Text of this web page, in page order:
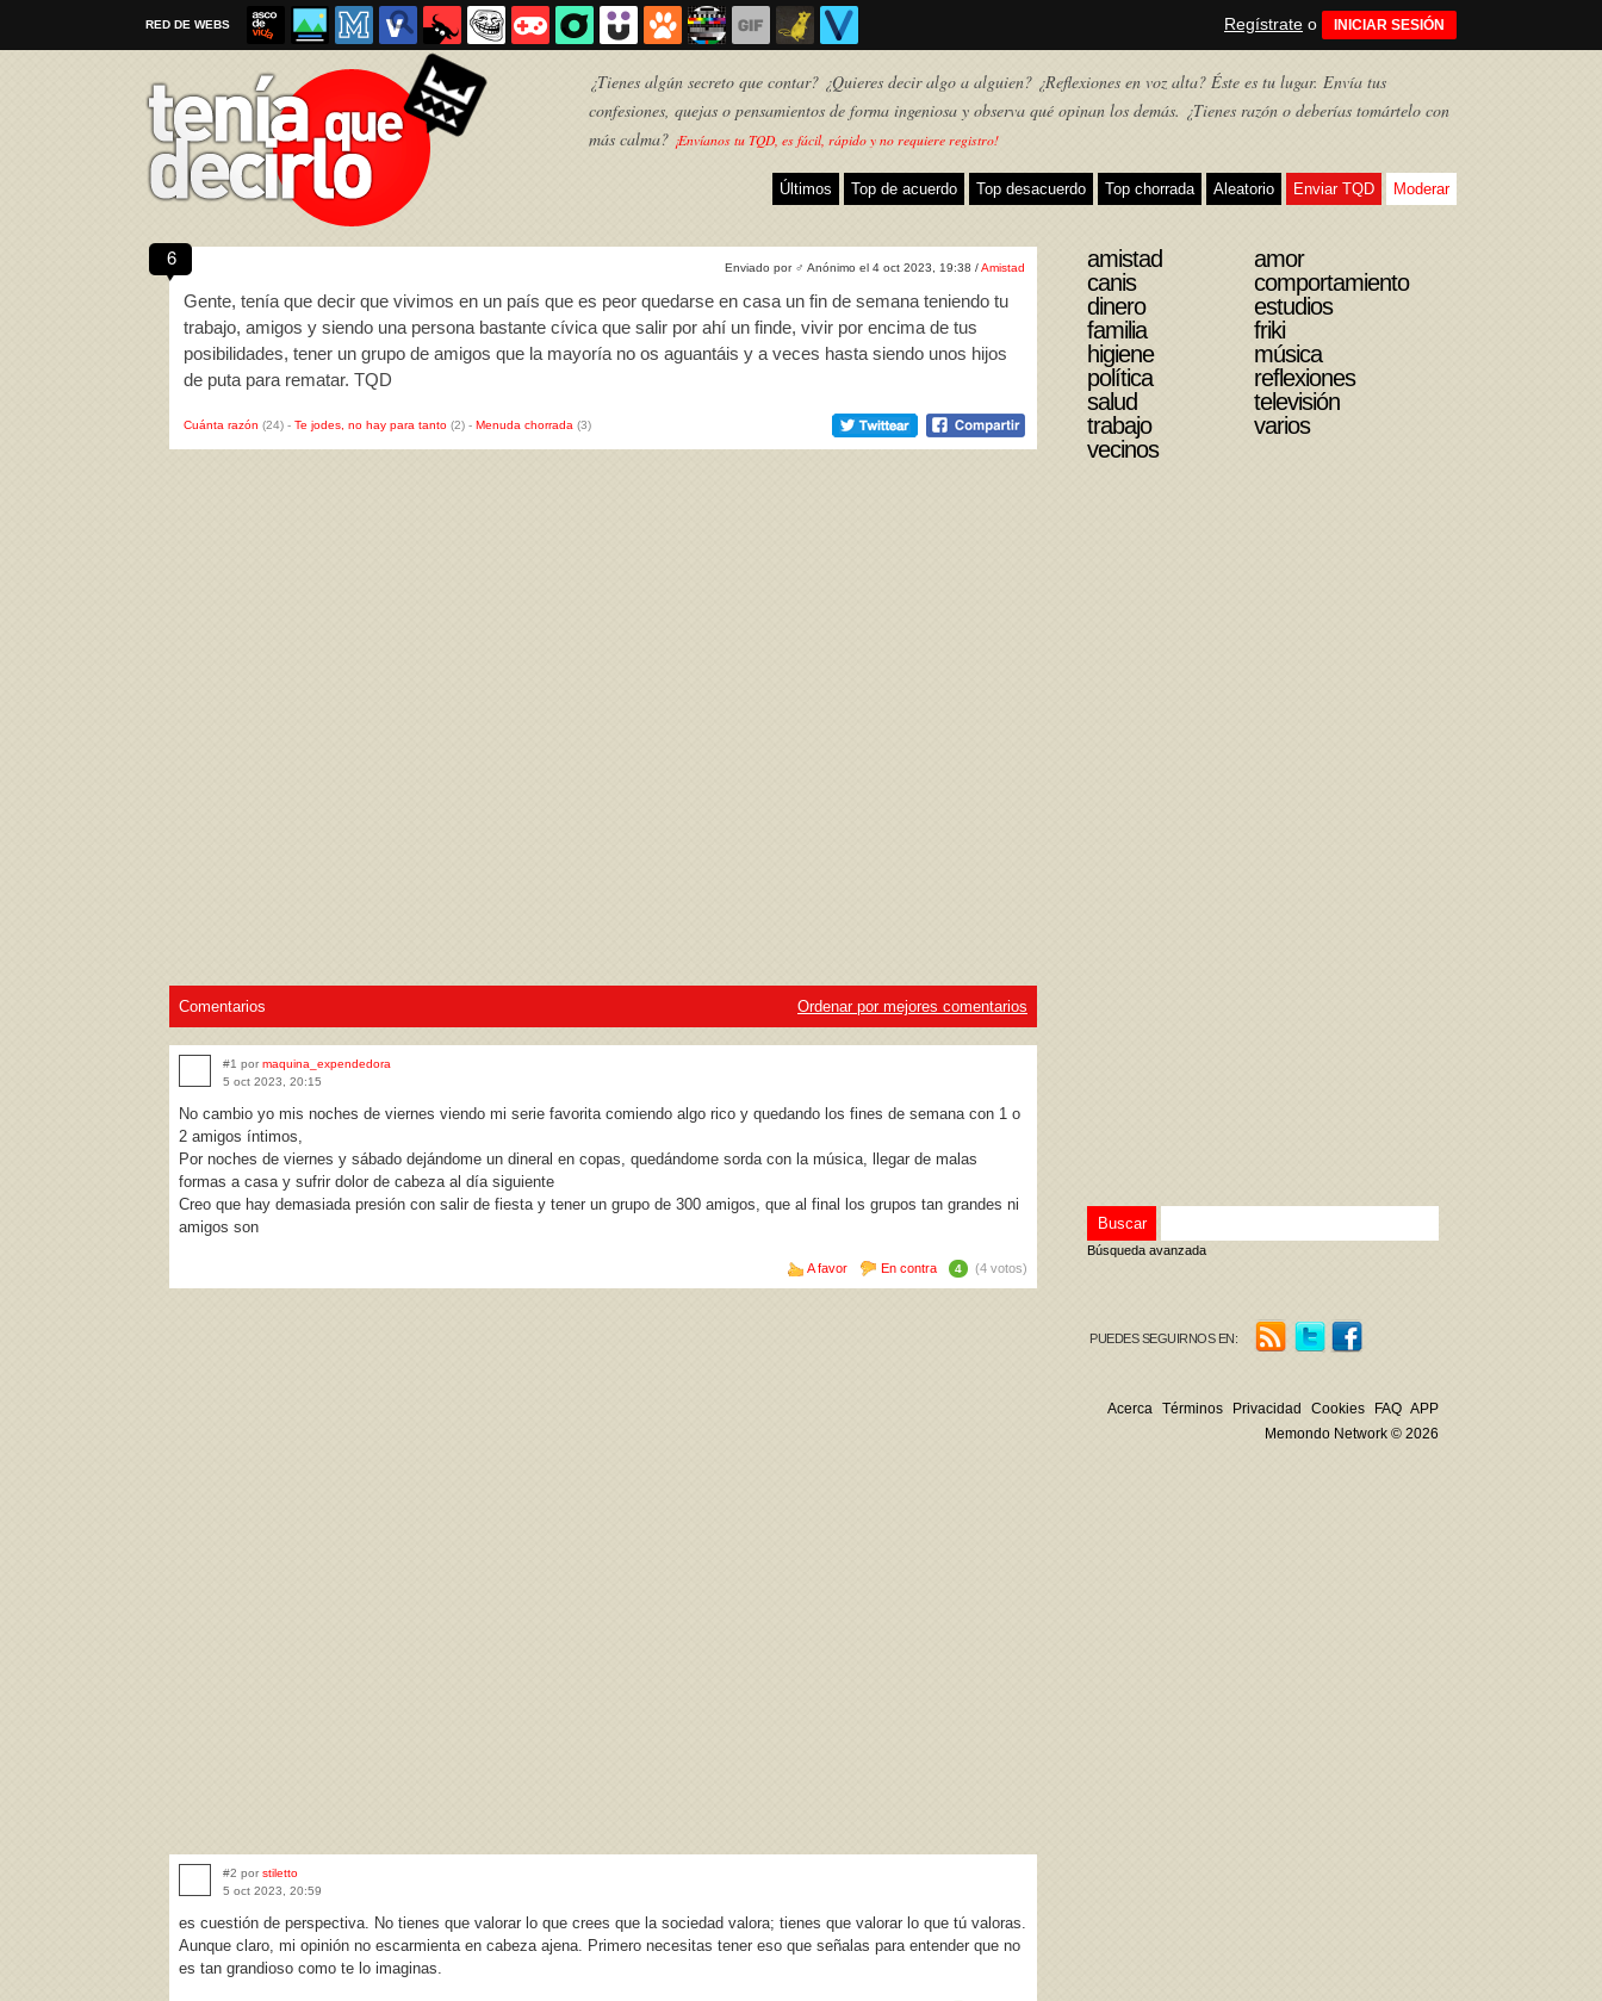
RED DE WEBS Regístrate o INICIAR SESIÓN
¿Tienes algún secreto que contar? ¿Quieres decir algo a alguien? ¿Reflexiones en voz alta? Éste es tu lugar. Envía tus
confesiones, quejas o pensamientos de forma ingeniosa y observa qué opinan los demás. ¿Tienes razón o deberías tomártelo con
más calma? ¡Envíanos tu TQD, es fácil, rápido y no requiere registro!
Últimos Top de acuerdo Top desacuerdo Top chorrada Aleatorio Enviar TQD Moderar
TQD
6 Enviado por ♂ Anónimo el 4 oct 2023, 19:38 /Amistad
Gente, tenía que decir que vivimos en un país que es peor quedarse en casa un fin de semana teniendo tu
trabajo, amigos y siendo una persona bastante cívica que salir por ahí un finde, vivir por encima de tus
posibilidades, tener un grupo de amigos que la mayoría no os aguantáis y a veces hasta siendo unos hijos
de puta para rematar. TQD
Cuánta razón (24) - Te jodes, no hay para tanto (2) - Menuda chorrada (3)
Comentarios Ordenar por mejores comentarios
#1 por maquina_expendedora
5 oct 2023, 20:15
No cambio yo mis noches de viernes viendo mi serie favorita comiendo algo rico y quedando los fines de semana con 1 o
2 amigos íntimos,
Por noches de viernes y sábado dejándome un dineral en copas, quedándome sorda con la música, llegar de malas
formas a casa y sufrir dolor de cabeza al día siguiente
Creo que hay demasiada presión con salir de fiesta y tener un grupo de 300 amigos, que al final los grupos tan grandes ni
amigos son
A favor En contra 4 (4 votos)
#2 por stiletto
5 oct 2023, 20:59
es cuestión de perspectiva. No tienes que valorar lo que crees que la sociedad valora; tienes que valorar lo que tú valoras.
Aunque claro, mi opinión no escarmienta en cabeza ajena. Primero necesitas tener eso que señalas para entender que no
es tan grandioso como te lo imaginas.
amistad
amor
canis
comportamiento
dinero
estudios
familia
friki
higiene
música
política
reflexiones
salud
televisión
trabajo
varios
vecinos
Búsqueda avanzada
PUEDES SEGUIRNOS EN:
Acerca Términos Privacidad Cookies FAQ APP
Memondo Network © 2026